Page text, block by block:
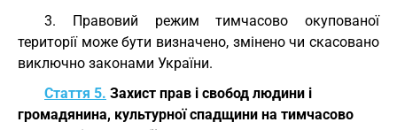
3. Правовий режим тимчасово окупованої
території може бути визначено, змінено чи скасовано
виключно законами України.
Стаття 5. Захист прав і свобод людини і
громадянина, культурної спадщини на тимчасово